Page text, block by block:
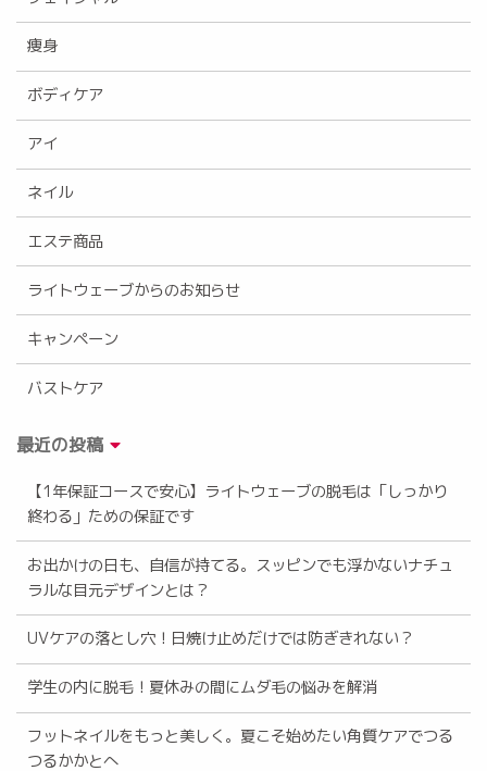
痩身
ボディケア
アイ
ネイル
エステ商品
ライトウェーブからのお知らせ
キャンペーン
バストケア
最近の投稿
【1年保証コースで安心】ライトウェーブの脱毛は「しっかり
終わる」ための保証です
お出かけの日も、自信が持てる。スッピンでも浮かないナチュ
ラルな目元デザインとは？
UVケアの落とし穴！日焼け止めだけでは防ぎきれない？
学生の内に脱毛！夏休みの間にムダ毛の悩みを解消
フットネイルをもっと美しく。夏こそ始めたい角質ケアでつる
つるかかとへ